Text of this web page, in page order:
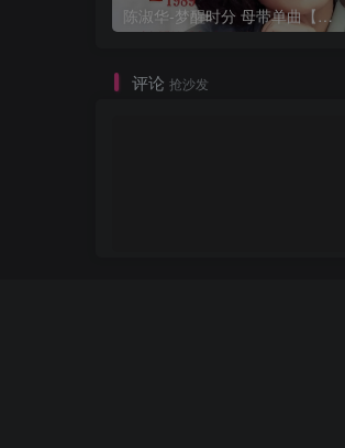
陈淑华-梦醒时分 母带单曲【试听】
评论 抢沙发